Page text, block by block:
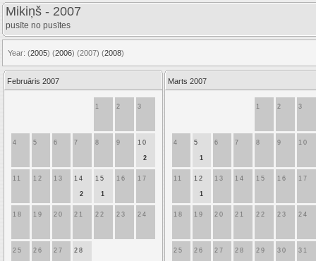
Mikiņš - 2007
pusīte no pusītes
Year: (2005) (2006) (2007) (2008)
Februāris 2007
1 2 3
4 5 6 7 8 9 10
2
11 12 13 14
2
15
1
16 17
18 19 20 21 22 23 24
25 26 27 28
Marts 2007
1 2 3
4 5
1
6 7 8 9 10
11 12
1
13 14 15 16 17
18 19 20 21 22 23 24
25 26 27 28 29 30 31